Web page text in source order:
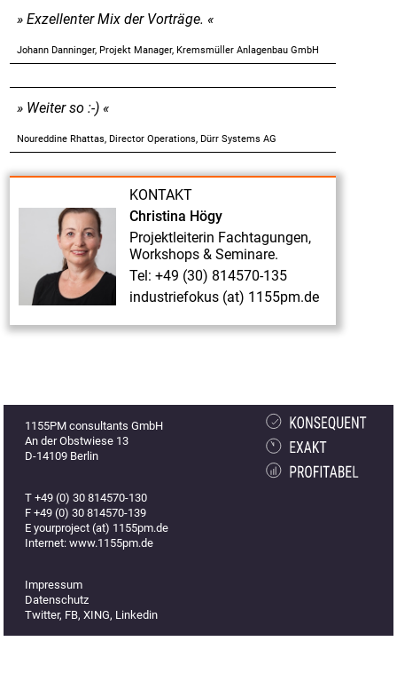
KONTAKT
Christina Högy
Projektleiterin Fachtagungen,
Workshops & Seminare.
Tel: +49 (30) 814570-135
industriefokus (at) 1155pm.de
Exzellenter Mix der Vorträge.
Johann Danninger, Projekt Manager, Kremsmüller Anlagenbau GmbH
Weiter so :-)
Noureddine Rhattas, Director Operations, Dürr Systems AG
1155PM consultants GmbH
An der Obstwiese 13
D-14109 Berlin
T +49 (0) 30 814570-130
F +49 (0) 30 814570-139
E yourproject (at) 1155pm.de
Internet: www.1155pm.de
Impressum
Datenschutz
Twitter, FB,XING, Linkedin